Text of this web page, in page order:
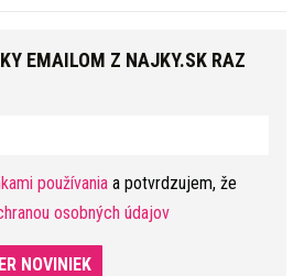
EMAILOM Z NAJKY.SK RAZ
používania a potvrdzujem, že
osobných údajov
NOVINIEK